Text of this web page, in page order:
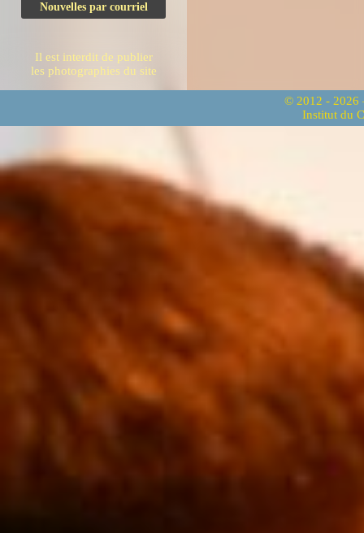
Nouvelles par courriel
Il est interdit de publier
les photographies du site
© 2012 -
Institut du